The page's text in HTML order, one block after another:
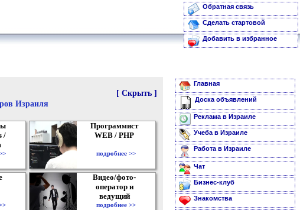
Обратная связь
Сделать стартовой
Добавить в избранное
[ Скрыть ]
Израиля
/
Программист
WEB / PHP
подробнее >>
Видео/фото-
оператор и
ведущий
подробнее >>
Главная
Доска объявлений
Реклама в Израиле
Учеба в Израиле
Работа в Израиле
Чат
Бизнес-клуб
Знакомства